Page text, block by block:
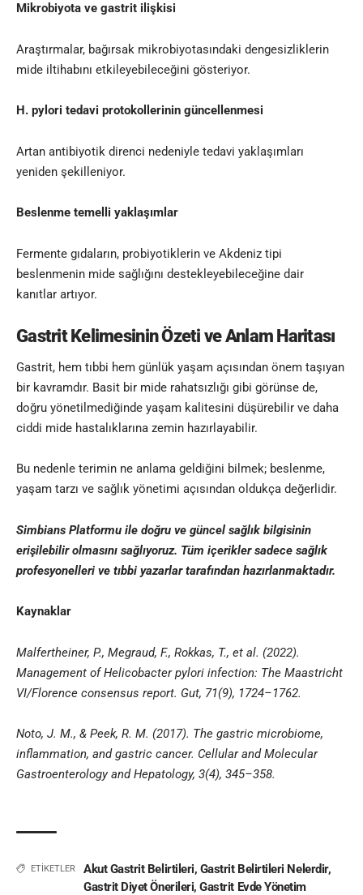
Mikrobiyota ve gastrit ilişkisi
Araştırmalar, bağırsak mikrobiyotasındaki dengesizliklerin
mide iltihabını etkileyebileceğini gösteriyor.
H. pylori tedavi protokollerinin güncellenmesi
Artan antibiyotik direnci nedeniyle tedavi yaklaşımları
yeniden şekilleniyor.
Beslenme temelli yaklaşımlar
Fermente gıdaların, probiyotiklerin ve Akdeniz tipi
beslenmenin mide sağlığını destekleyebileceğine dair
kanıtlar artıyor.
Gastrit Kelimesinin Özeti ve Anlam Haritası
Gastrit, hem tıbbi hem günlük yaşam açısından önem taşıyan
bir kavramdır. Basit bir mide rahatsızlığı gibi görünse de,
doğru yönetilmediğinde yaşam kalitesini düşürebilir ve daha
ciddi mide hastalıklarına zemin hazırlayabilir.
Bu nedenle terimin ne anlama geldiğini bilmek; beslenme,
yaşam tarzı ve sağlık yönetimi açısından oldukça değerlidir.
Simbians Platformu ile doğru ve güncel sağlık bilgisinin
erişilebilir olmasını sağlıyoruz. Tüm içerikler sadece sağlık
profesyonelleri ve tıbbi yazarlar tarafından hazırlanmaktadır.
Kaynaklar
Malfertheiner, P., Megraud, F., Rokkas, T., et al. (2022).
Management of Helicobacter pylori infection: The Maastricht
VI/Florence consensus report. Gut, 71(9), 1724–1762.
Noto, J. M., & Peek, R. M. (2017). The gastric microbiome,
inflammation, and gastric cancer. Cellular and Molecular
Gastroenterology and Hepatology, 3(4), 345–358.
ETİKETLER Akut Gastrit Belirtileri, Gastrit Belirtileri Nelerdir,
Gastrit Diyet Önerileri,Gastrit Evde Yönetim